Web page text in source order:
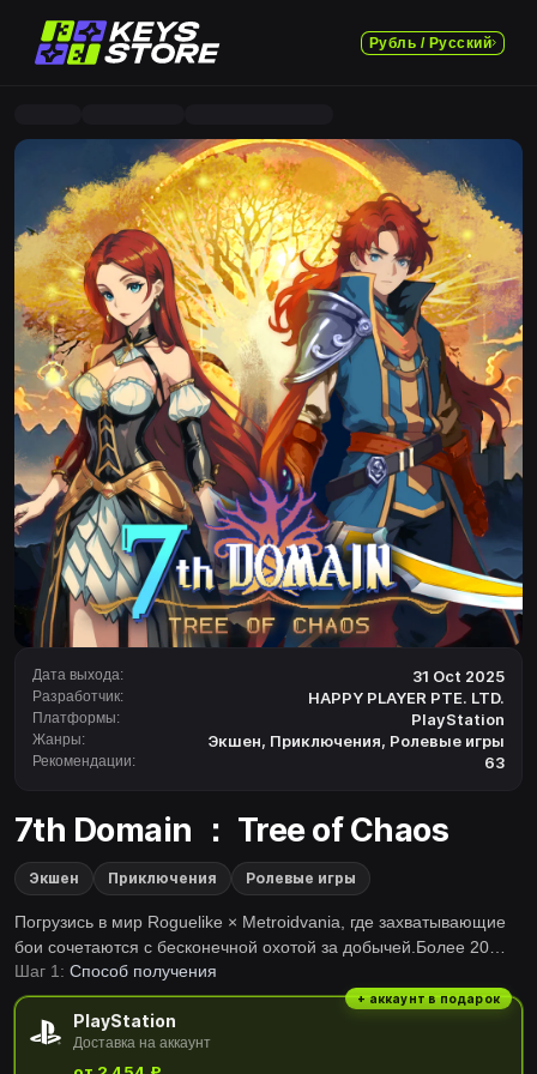
Рубль / Русский
Дата выхода: 31 Oct 2025
Разработчик: HAPPY PLAYER PTE. LTD.
Платформы: PlayStation
Жанры: Экшен, Приключения, Ролевые игры
Рекомендации: 63
7th Domain ： Tree of Chaos
Экшен Приключения Ролевые игры
Погрузись в мир Roguelike × Metroidvania, где захватывающие
бои сочетаются с бесконечной охотой за добычей.Более 20
часов уникального основного сюжета: грандиозное
приключение без повторов — плюс roguelike-повторяемость и
разблокируемые уровни сложности.70 карт и 168 событий:
исследуй огромный взаимосвязанный мир — от мрачных
Шаг 1: Способ получения
PlayStation
Доставка на аккаунт
+ аккаунт в подарок